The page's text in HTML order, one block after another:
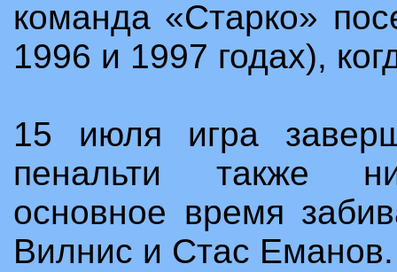
команда «Старко»
1996 и 1997 годах),
15 июля игра
пенальти
основное время
Вилнис и Стас Еманов.